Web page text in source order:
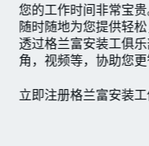
您的工作时间非常宝
随时随地为您提供轻
透过格兰富安装工俱
角，视频等，协助您更
立即注册格兰富安装